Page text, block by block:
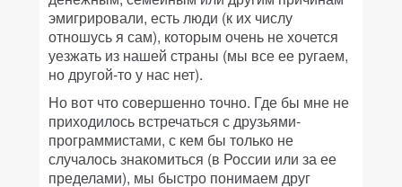
эмигрировали, есть люди (к их числу
отношусь я сам), которым очень не хочется
уезжать из нашей страны (мы все ее ругаем,
но другой-то у нас нет).
Но вот что совершенно точно. Где бы мне не
приходилось встречаться с друзьями-
программистами, с кем бы только не
случалось знакомиться (в России или за ее
пределами), мы быстро понимаем друг